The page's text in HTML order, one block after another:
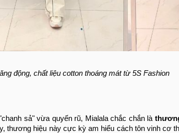
động, chất liệu cotton thoáng mát từ 5S Fashion
sả" vừa quyến rũ, Mialala chắc chắn là
thương hiệu này cực kỳ am hiểu cách tôn vinh cơ